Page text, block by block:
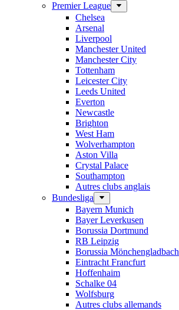
Premier League
Chelsea
Arsenal
Liverpool
Manchester United
Manchester City
Tottenham
Leicester City
Leeds United
Everton
Newcastle
Brighton
West Ham
Wolverhampton
Aston Villa
Crystal Palace
Southampton
Autres clubs anglais
Bundesliga
Bayern Munich
Bayer Leverkusen
Borussia Dortmund
RB Leipzig
Borussia Mönchengladbach
Eintracht Francfurt
Hoffenhaim
Schalke 04
Wolfsburg
Autres clubs allemands